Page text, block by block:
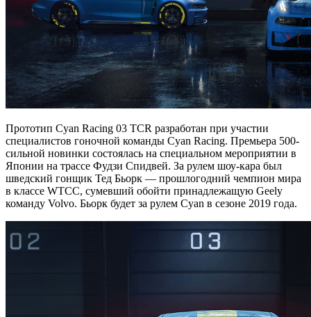
Прототип Cyan Racing 03 TCR разработан при участии
специалистов гоночной команды Cyan Racing. Премьера 500-
сильной новинки состоялась на специальном мероприятии в
Японии на трассе Фудзи Спидвей. За рулем шоу-кара был
шведский гонщик Тед Бьорк — прошлогодний чемпион мира
в классе WTCC, сумевший обойти принадлежащую Geely
команду Volvo. Бьорк будет за рулем Cyan в сезоне 2019 года.